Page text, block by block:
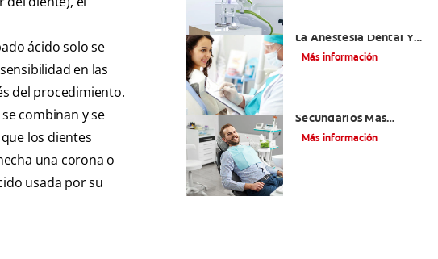
ácido solo se
en las
del procedimiento.
combinan y se
los dientes
una corona o
usada por su
La Anestesia Dental Y
Causas De Tratamiento
Más información
Secundarios Más
Comunes De La
Más información